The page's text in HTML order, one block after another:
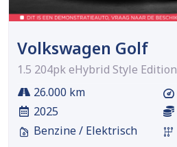
Volkswagen Golf
1.5 204pk eHybrid Style Edition
26.000 km
2025
Benzine / Elektrisch